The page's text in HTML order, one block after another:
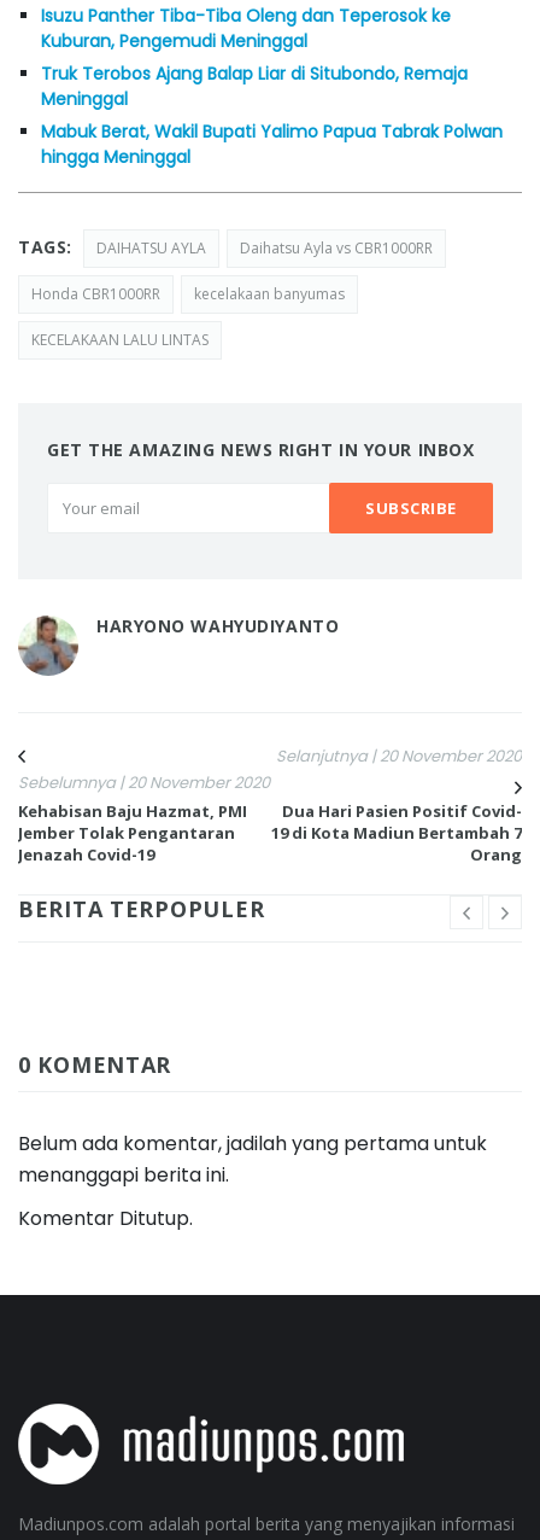
Isuzu Panther Tiba-Tiba Oleng dan Teperosok ke
Kuburan, Pengemudi Meninggal
Truk Terobos Ajang Balap Liar di Situbondo, Remaja
Meninggal
Mabuk Berat, Wakil Bupati Yalimo Papua Tabrak Polwan
hingga Meninggal
TAGS: DAIHATSU AYLA Daihatsu Ayla vs CBR1000RR
Honda CBR1000RR kecelakaan banyumas
KECELAKAAN LALU LINTAS
GET THE AMAZING NEWS RIGHT IN YOUR INBOX
HARYONO WAHYUDIYANTO
Sebelumnya | 20 November 2020
Kehabisan Baju Hazmat, PMI
Jember Tolak Pengantaran
Jenazah Covid-19
Selanjutnya | 20 November 2020
Dua Hari Pasien Positif Covid-
19 di Kota Madiun Bertambah 7
Orang
BERITA TERPOPULER
0 KOMENTAR
Belum ada komentar, jadilah yang pertama untuk
menanggapi berita ini.
Komentar Ditutup.
Madiunpos.com adalah portal berita yang menyajikan informasi